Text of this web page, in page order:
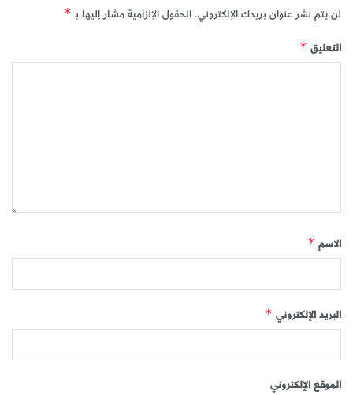
لن يتم نشر عنوان بريدك الإلكتروني. الحقول الإلزامية مشار إليها بـ *
التعليق *
الاسم *
البريد الإلكتروني *
الموقع الإلكتروني